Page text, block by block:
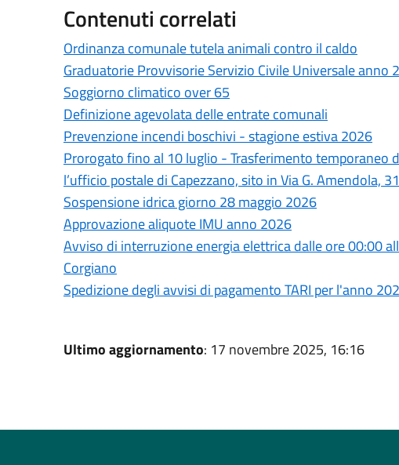
Contenuti correlati
Ordinanza comunale tutela animali contro il caldo
Graduatorie Provvisorie Servizio Civile Universale anno
Soggiorno climatico over 65
Definizione agevolata delle entrate comunali
Prevenzione incendi boschivi - stagione estiva 2026
Prorogato fino al 10 luglio - Trasferimento temporaneo
l’ufficio postale di Capezzano, sito in Via G. Amendola, 31
Sospensione idrica giorno 28 maggio 2026
Approvazione aliquote IMU anno 2026
Avviso di interruzione energia elettrica dalle ore 00:00
Corgiano
Spedizione degli avvisi di pagamento TARI per l'anno
Ultimo aggiornamento: 17 novembre 2025, 16:16